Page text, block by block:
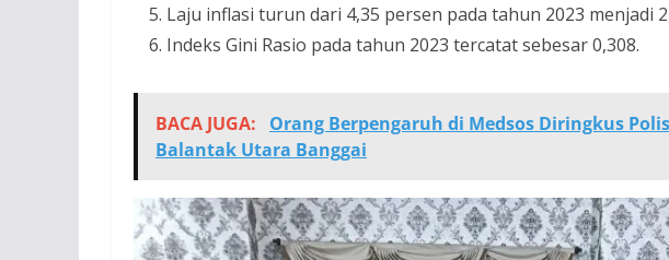
⁠Laju inflasi turun dari 4,35 persen pada tahun 2023 menjadi
⁠Indeks Gini Rasio pada tahun 2023 tercatat sebesar 0,308.
BACA JUGA:
Orang Berpengaruh di Medsos Diringkus
Balantak Utara Banggai